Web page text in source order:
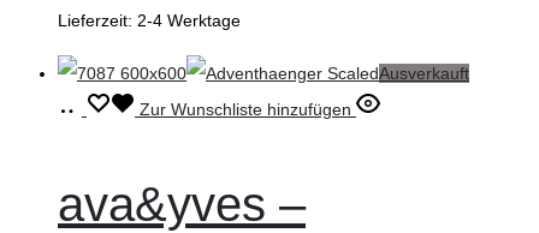
Lieferzeit: 2-4 Werktage
Ausverkauft
WeiterlesenZur Wunschliste hinzufügen
ava&yves –